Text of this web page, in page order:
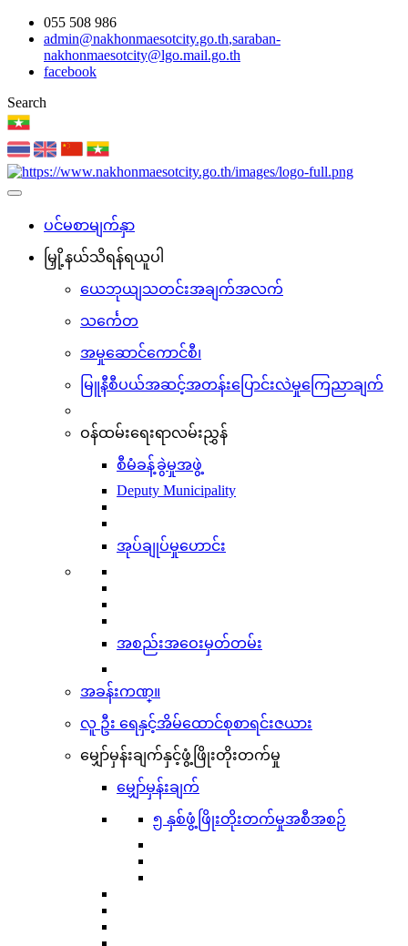
055 508 986
admin@nakhonmaesotcity.go.th,saraban-
nakhonmaesotcity@lgo.mail.go.th
facebook
Search
ပင်မစာမျက်နှာ
မြှို့နယ်သိရန်ရယူပါ
ယေဘုယျသတင်းအချက်အလက်
သင်္ကေတ
အမှုဆောင်ကောင်စီ၊
မြူနီစီပယ်အဆင့်အတန်းပြောင်းလဲမှုကြေညာချက်
ဝန်ထမ်းရေးရာလမ်းညွှန်
စီမံခန့်ခွဲမှုအဖွဲ့
Deputy Municipality
အုပ်ချုပ်မှုဟောင်း
အစည်းအဝေးမှတ်တမ်း
အခန်းကဏ္။
လူ ဦး ရေနှင့်အိမ်ထောင်စုစာရင်းဇယား
မျှော်မှန်းချက်နှင့်ဖွံ့ဖြိုးတိုးတက်မှု
မျှော်မှန်းချက်
၅ နှစ်ဖွံ့ဖြိုးတိုးတက်မှုအစီအစဉ်